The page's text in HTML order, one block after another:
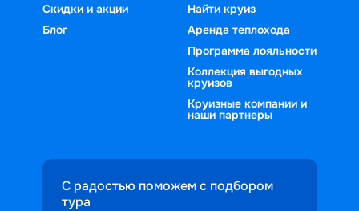
Скидки и акции
Блог
Найти круиз
Аренда теплохода
Программа лояльности
Коллекция выгодных
круизов
Круизные компании и
наши партнеры
С радостью поможем с подбором
тура